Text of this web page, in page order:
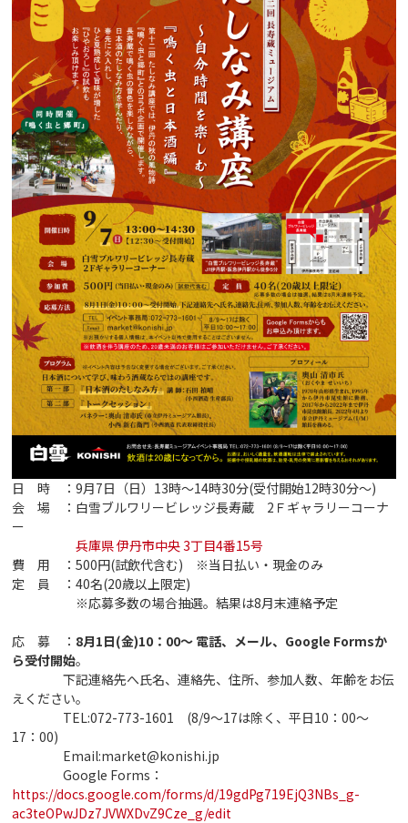
日 時 ：9月7日（日）13時～14時30分(受付開始12時30分～)
会 場 ：白雪ブルワリービレッジ長寿蔵 2Ｆギャラリーコーナ
ー
兵庫県 伊丹市中央 3丁目4番15号
費 用 ：500円(試飲代含む) ※当日払い・現金のみ
定 員 ：40名(20歳以上限定)
※応募多数の場合抽選。結果は8月末連絡予定
応 募 ： 8月1日(金)10：00～ 電話、メール、Google Formsか
ら受付開始。
下記連絡先へ氏名、連絡先、住所、参加人数、年齢をお伝
えください。
TEL:072-773-1601 (8/9～17は除く、平日10：00～
17：00)
Email:market@konishi.jp
Google Forms：
https://docs.google.com/forms/d/19gdPg719EjQ3NBs_g-
ac3teOPwJDz7JVWXDvZ9Cze_g/edit